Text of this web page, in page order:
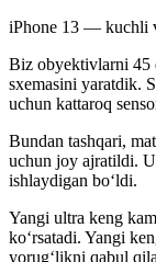
iPhone 13 — kuchli
Biz obyektivlarni 45
sxemasini yaratdik.
uchun kattaroq
Bundan tashqari,
uchun joy ajratildi.
ishlaydigan bo‘ldi.
Yangi ultra keng
ko‘rsatadi. Yangi
yorug‘likni qabul